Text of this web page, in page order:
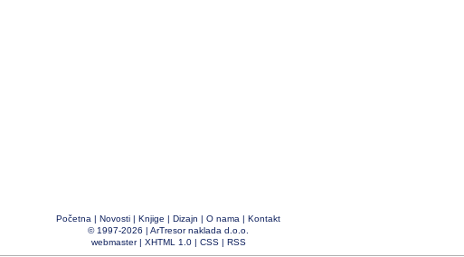
Početna | Novosti | Knjige | Dizajn | O nama | Kontakt
© 1997-2026 | ArTresor naklada d.o.o.
webmaster| XHTML 1.0| CSS| RSS